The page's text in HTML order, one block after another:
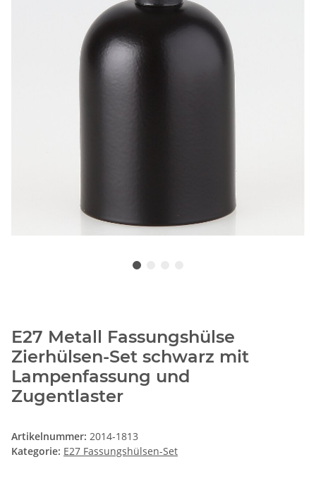
E27 Metall Fassungshülse
Zierhülsen-Set schwarz mit
Lampenfassung und
Zugentlaster
Artikelnummer: 2014-1813
Kategorie: E27 Fassungshülsen-Set